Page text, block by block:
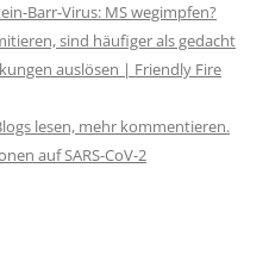
Barr-Virus: MS wegimpfen?
sind häufiger als gedacht
auslösen | Friendly Fire
lesen, mehr kommentieren.
auf SARS-CoV-2